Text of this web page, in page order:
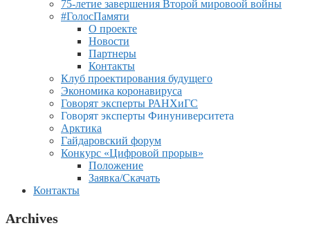
75-летие завершения Второй мировоой войны
#ГолосПамяти
О проекте
Новости
Партнеры
Контакты
Клуб проектирования будущего
Экономика коронавируса
Говорят эксперты РАНХиГС
Говорят эксперты Финуниверситета
Арктика
Гайдаровский форум
Конкурс «Цифровой прорыв»
Положение
Заявка/Скачать
Контакты
Archives